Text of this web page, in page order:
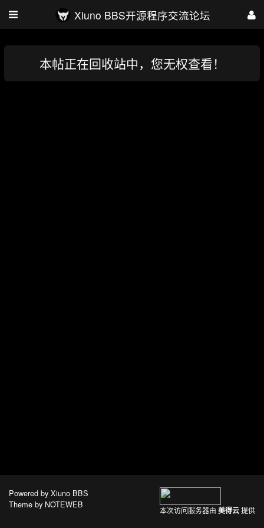
Xiuno BBS开源程序交流论坛
本帖正在回收站中，您无权查看！
Powered by Xiuno BBS
Theme by NOTEWEB
本次访问服务器由 美得云提供